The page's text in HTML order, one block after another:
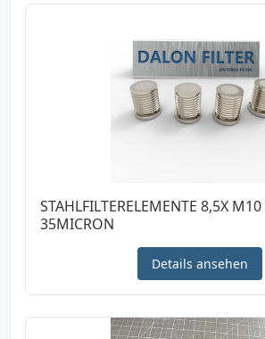
STAHLFILTERELEMENTE 8,5X
35MICRON
Details ansehen